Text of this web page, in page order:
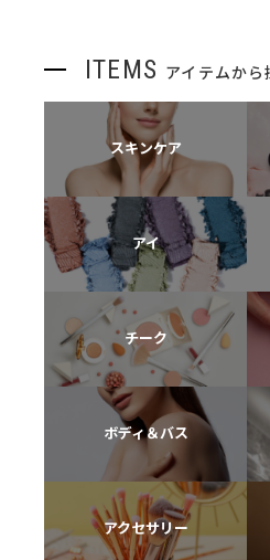
ITEMS アイテムから
スキンケア
アイ
チーク
ボディ＆バス
アクセサリー